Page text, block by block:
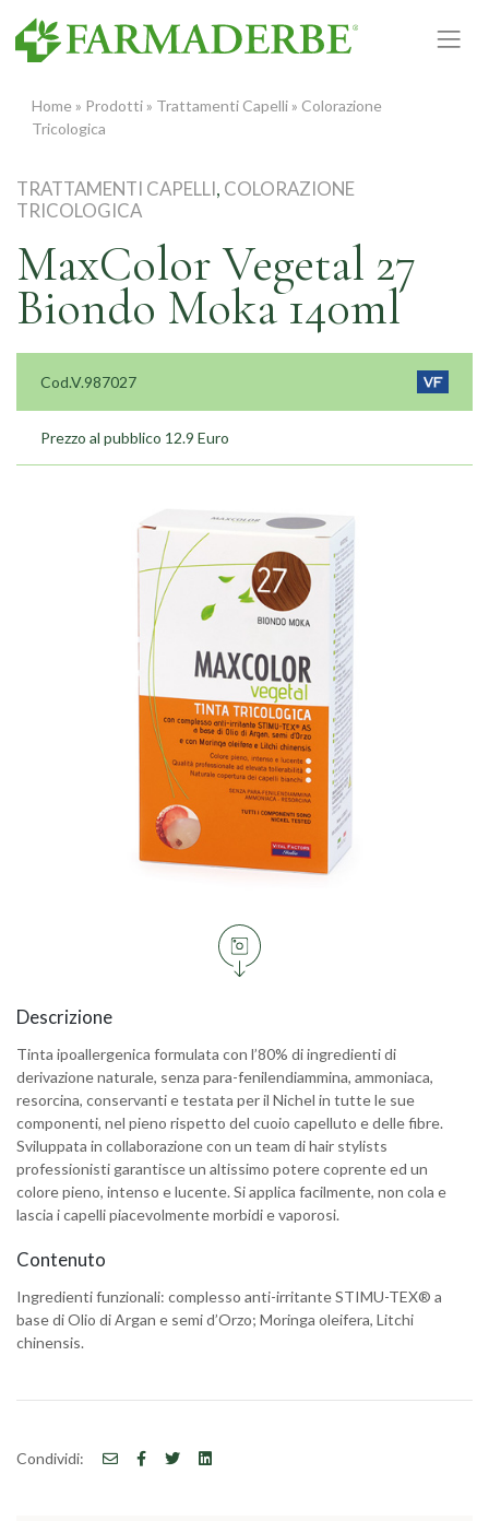
contenuto
Home » Prodotti » Trattamenti Capelli » Colorazione
Tricologica
TRATTAMENTI CAPELLI, COLORAZIONE
TRICOLOGICA
MaxColor Vegetal 27
Biondo Moka 140ml
Cod.V.987027
Prezzo al pubblico 12.9 Euro
Descrizione
Tinta ipoallergenica formulata con l’80% di ingredienti di
derivazione naturale, senza para-fenilendiammina, ammoniaca,
resorcina, conservanti e testata per il Nichel in tutte le sue
componenti, nel pieno rispetto del cuoio capelluto e delle fibre.
Sviluppata in collaborazione con un team di hair stylists
professionisti garantisce un altissimo potere coprente ed un
colore pieno, intenso e lucente. Si applica facilmente, non cola e
lascia i capelli piacevolmente morbidi e vaporosi.
Contenuto
Ingredienti funzionali: complesso anti-irritante STIMU-TEX® a
base di Olio di Argan e semi d’Orzo; Moringa oleifera, Litchi
chinensis.
Condividi: